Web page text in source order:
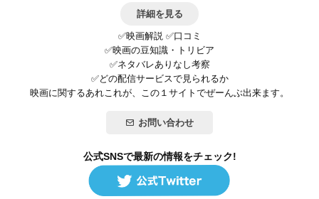
詳細を見る
✅映画解説 ✅口コミ
✅映画の豆知識・トリビア
✅ネタバレありなし考察
✅どの配信サービスで見られるか
映画に関するあれこれが、この１サイトでぜーんぶ出来ます。
お問い合わせ
公式SNSで最新の情報をチェック!